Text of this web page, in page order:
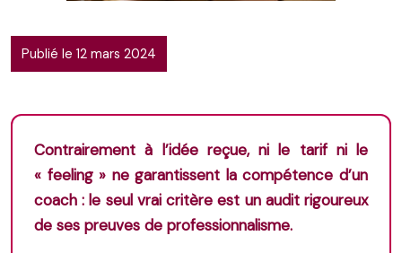
Publié le 12 mars 2024
Contrairement à l’idée reçue, ni le tarif ni le
« feeling » ne garantissent la compétence d’un
coach : le seul vrai critère est un audit rigoureux
de ses preuves de professionnalisme.